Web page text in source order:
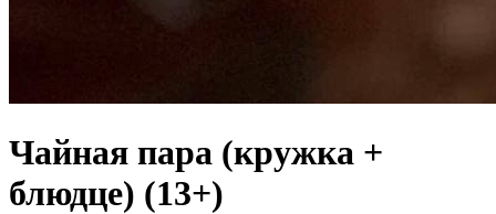
Чайная пара (кружка +
блюдце) (13+)